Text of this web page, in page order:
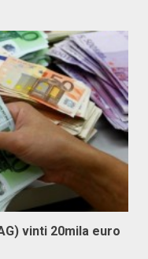
vinti 20mila euro